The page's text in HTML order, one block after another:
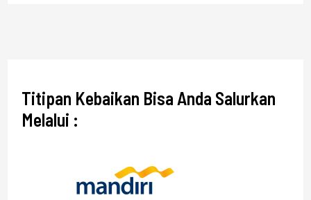
Titipan Kebaikan Bisa Anda Salurkan
Melalui :